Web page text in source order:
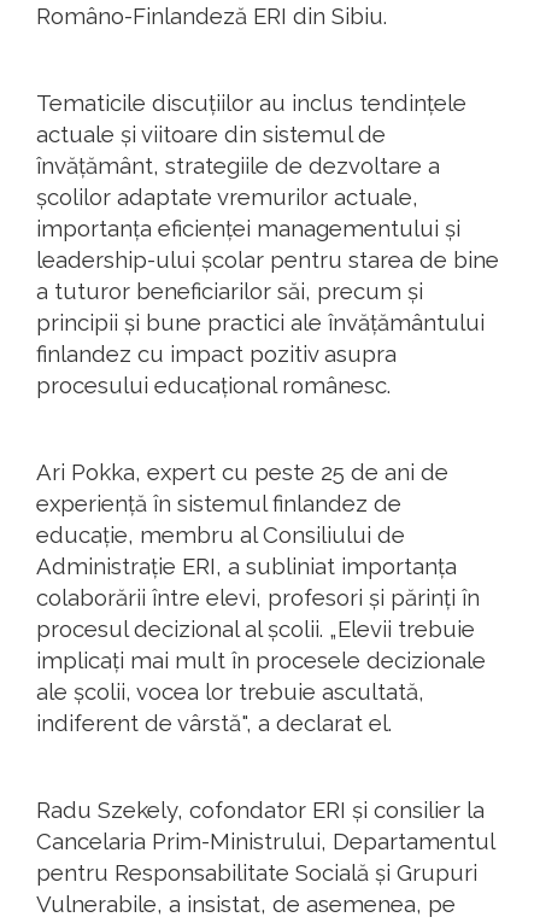
Româno-Finlandeză ERI din Sibiu.
Tematicile discuțiilor au inclus tendințele
actuale și viitoare din sistemul de
învățământ, strategiile de dezvoltare a
școlilor adaptate vremurilor actuale,
importanța eficienței managementului și
leadership-ului școlar pentru starea de bine
a tuturor beneficiarilor săi, precum și
principii și bune practici ale învățământului
finlandez cu impact pozitiv asupra
procesului educațional românesc.
Ari Pokka, expert cu peste 25 de ani de
experiență în sistemul finlandez de
educație, membru al Consiliului de
Administrație ERI, a subliniat importanța
colaborării între elevi, profesori și părinți în
procesul decizional al școlii. „Elevii trebuie
implicați mai mult în procesele decizionale
ale școlii, vocea lor trebuie ascultată,
indiferent de vârstă", a declarat el.
Radu Szekely, cofondator ERI și consilier la
Cancelaria Prim-Ministrului, Departamentul
pentru Responsabilitate Socială și Grupuri
Vulnerabile, a insistat, de asemenea, pe